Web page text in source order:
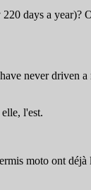
days a year)?
never driven
l'est.
moto ont